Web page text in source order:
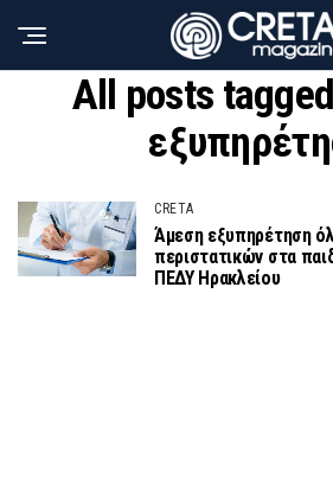
All posts
CRETA
Άμεση εξυπηρέτηση
περιστατικών στα
ΠΕΔΥ Ηρακλείου